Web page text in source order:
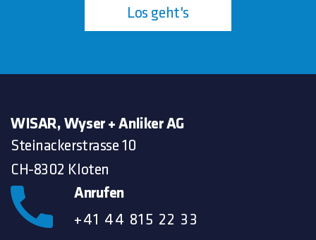
Los geht's
WISAR, Wyser + Anliker AG
Steinackerstrasse 10
CH-8302 Kloten
Anrufen
+41 44 815 22 33